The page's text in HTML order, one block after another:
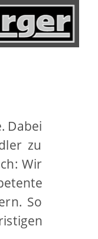
Dabei
zu
Wir
So